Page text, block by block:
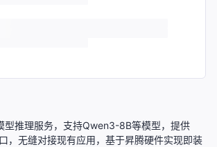
型推理服务，支持Qwen3-8B等模型，提供
，无缝对接现有应用，基于昇腾硬件实现即装